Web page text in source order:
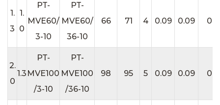
1.
3
1.
0
PT-
MVE60/
3-10
PT-
MVE60/
36-10
66 71 4 0.09 0.09
2.
0
1.3
PT-
MVE100
/3-10
PT-
MVE100
/36-10
98 95 5 0.09 0.09